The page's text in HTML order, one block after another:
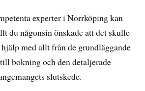
experter i Norrköping kan
du någonsin önskade att det skulle
med allt från de grundläggande
bokning och den detaljerade
slutskede.